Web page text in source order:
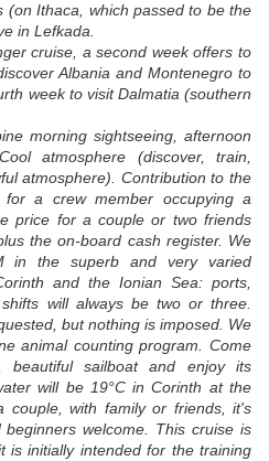
(on Ithaca, which passed to be the
in Lefkada.
cruise, a second week offers to
Albania and Montenegro to
week to visit Dalmatia (southern
morning sightseeing, afternoon
atmosphere (discover, train,
atmosphere). Contribution to the
a crew member occupying a
price for a couple or two friends
the on-board cash register. We
the superb and very varied
and the Ionian Sea: ports,
will always be two or three.
but nothing is imposed. We
animal counting program. Come
sailboat and enjoy its
will be 19°C in Corinth at the
couple, with family or friends, it's
welcome. This cruise is
is initially intended for the training